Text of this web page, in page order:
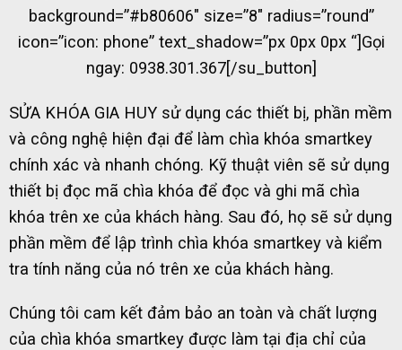
background=”#b80606″ size=”8″ radius=”round”
icon=”icon: phone” text_shadow=”px 0px 0px “]Gọi
ngay: 0938.301.367[/su_button]
SỬA KHÓA GIA HUY sử dụng các thiết bị, phần mềm
và công nghệ hiện đại để làm chìa khóa smartkey
chính xác và nhanh chóng. Kỹ thuật viên sẽ sử dụng
thiết bị đọc mã chìa khóa để đọc và ghi mã chìa
khóa trên xe của khách hàng. Sau đó, họ sẽ sử dụng
phần mềm để lập trình chìa khóa smartkey và kiểm
tra tính năng của nó trên xe của khách hàng.
Chúng tôi cam kết đảm bảo an toàn và chất lượng
của chìa khóa smartkey được làm tại địa chỉ của